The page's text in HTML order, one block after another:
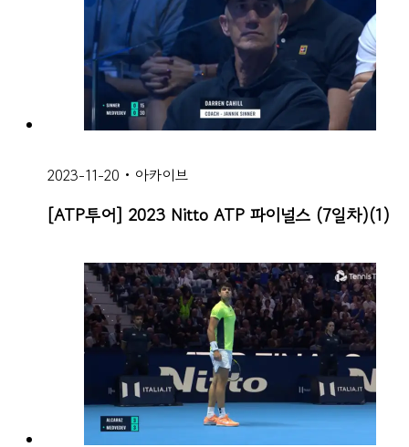
2023-11-20 • 아카이브
[ATP투어] 2023 Nitto ATP 파이널스 (7일차)(1)